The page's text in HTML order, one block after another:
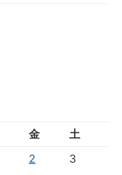
金
土
2
3